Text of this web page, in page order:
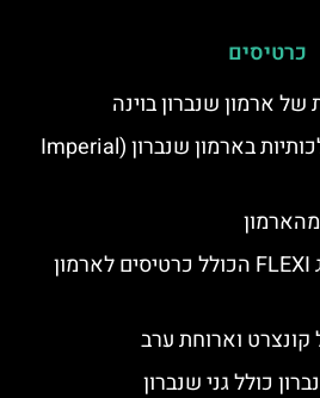
כרטיסים
ארמון שנברון בוינה
מוזיאון הכרכרות המלכותיות בארמון שנברון (Imperial
כרטיס וינה פאס מסוג FLEXI הכולל כרטיסים לארמון
קונצרט וארוחת ערב
כולל גני שנברון